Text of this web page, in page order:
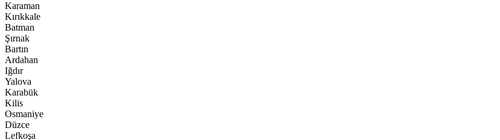
Karaman
Kırıkkale
Batman
Şırnak
Bartın
Ardahan
Iğdır
Yalova
Karabük
Kilis
Osmaniye
Düzce
Lefkoşa